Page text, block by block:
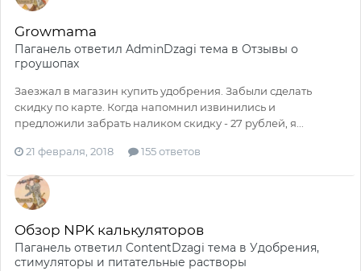
Growmama
Паганель ответил AdminDzagi тема в Отзывы о
гроушопах
Заезжал в магазин купить удобрения. Забыли сделать
скидку по карте. Когда напомнил извинились и
предложили забрать наликом скидку - 27 рублей, я...
21 февраля, 2018 155 ответов
Обзор NPK калькуляторов
Паганель ответил ContentDzagi тема в Удобрения,
стимуляторы и питательные растворы